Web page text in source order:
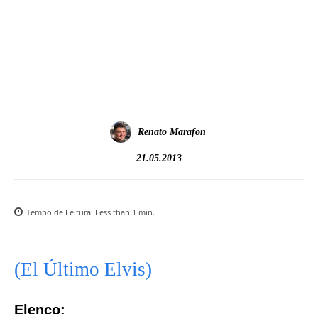
Renato Marafon
21.05.2013
Tempo de Leitura: Less than 1 min.
(El Último Elvis)
Elenco: